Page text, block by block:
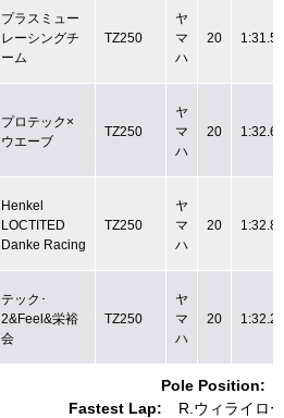
Pole Position:
Fastest Lap:
R.ウィライロー
プラスミュー
レーシングチ
ーム
TZ250
ヤ
マ
ハ
20
プロテック×
ウエーブ
TZ250
ヤ
マ
ハ
20
Henkel
LOCTITED
Danke Racing
TZ250
ヤ
マ
ハ
20
テック･
2&Feel&栄裕
会
TZ250
ヤ
マ
ハ
20